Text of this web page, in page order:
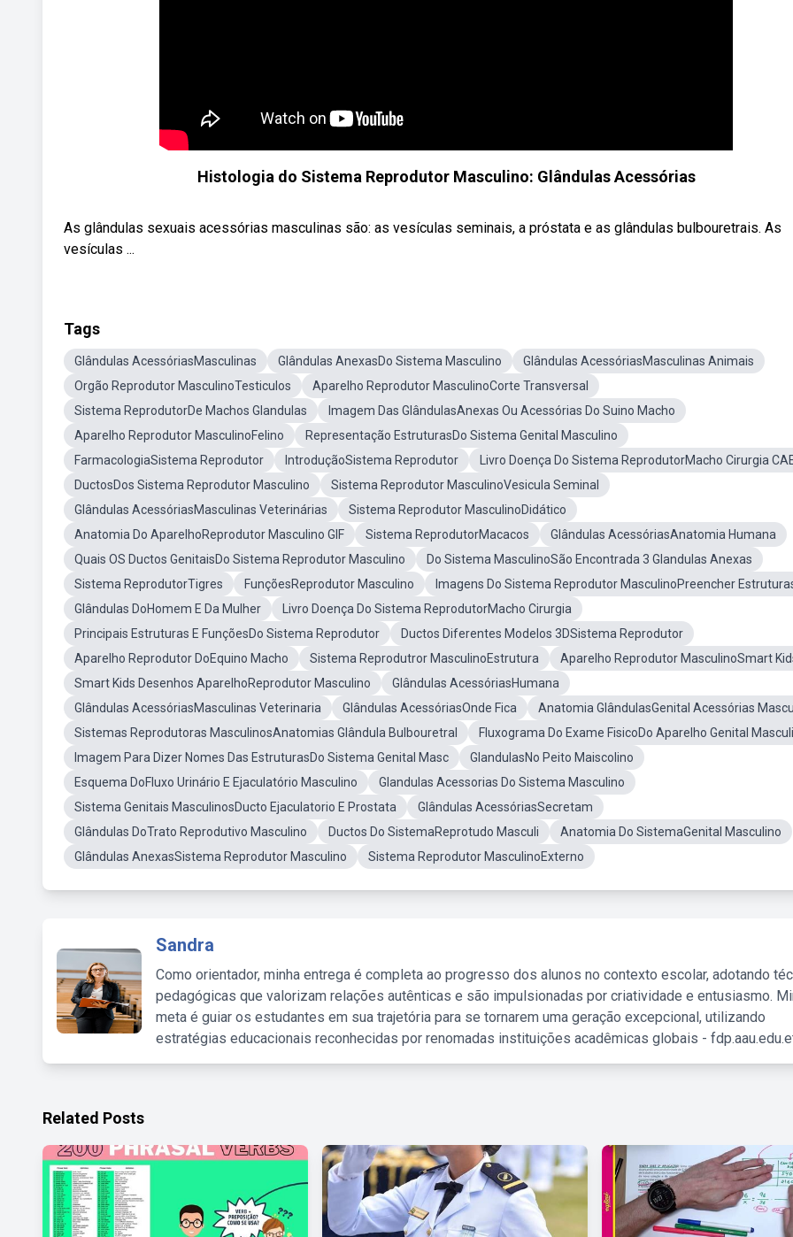
Histologia do Sistema Reprodutor Masculino: Glândulas Acessórias
As glândulas sexuais acessórias masculinas são: as vesículas seminais, a próstata e as glândulas bulbouretrais. As
vesículas ...
Tags
Glândulas AcessóriasMasculinas Glândulas AnexasDo Sistema Masculino
Glândulas AcessóriasMasculinas Animais
Orgão Reprodutor MasculinoTesticulos
Aparelho Reprodutor MasculinoCorte Transversal
Sistema ReprodutorDe Machos Glandulas
Imagem Das GlândulasAnexas Ou Acessórias Do Suino Macho
Aparelho Reprodutor MasculinoFelino
Representação EstruturasDo Sistema Genital Masculino
FarmacologiaSistema Reprodutor
IntroduçãoSistema Reprodutor
Livro Doença Do Sistema ReprodutorMacho Cirurgia
DuctosDos Sistema Reprodutor Masculino
Sistema Reprodutor MasculinoVesicula Seminal
Glândulas AcessóriasMasculinas Veterinárias
Sistema Reprodutor MasculinoDidático
Anatomia Do AparelhoReprodutor Masculino GIF
Sistema ReprodutorMacacos
Glândulas AcessóriasAnatomia Humana
Quais OS Ductos GenitaisDo Sistema Reprodutor Masculino
Do Sistema MasculinoSão Encontrada 3 Glandulas Anexas
Sistema ReprodutorTigres
FunçõesReprodutor Masculino
Imagens Do Sistema Reprodutor MasculinoPreencher
Glândulas DoHomem E Da Mulher
Livro Doença Do Sistema ReprodutorMacho Cirurgia
Principais Estruturas E FunçõesDo Sistema Reprodutor
Ductos Diferentes Modelos 3DSistema Reprodutor
Aparelho Reprodutor DoEquino Macho
Sistema Reprodutror MasculinoEstrutura
Aparelho Reprodutor MasculinoSmart
Smart Kids Desenhos AparelhoReprodutor Masculino
Glândulas AcessóriasHumana
Glândulas AcessóriasMasculinas Veterinaria
Glândulas AcessóriasOnde Fica
Anatomia GlândulasGenital Acessórias
Sistemas Reprodutoras MasculinosAnatomias Glândula Bulbouretral
Fluxograma Do Exame FisicoDo Aparelho Genital
Imagem Para Dizer Nomes Das EstruturasDo Sistema Genital Masc
GlandulasNo Peito Maiscolino
Esquema DoFluxo Urinário E Ejaculatório Masculino
Glandulas Acessorias Do Sistema Masculino
Sistema Genitais MasculinosDucto Ejaculatorio E Prostata
Glândulas AcessóriasSecretam
Glândulas DoTrato Reprodutivo Masculino
Ductos Do SistemaReprotudo Masculi
Anatomia Do SistemaGenital Masculino
Glândulas AnexasSistema Reprodutor Masculino
Sistema Reprodutor MasculinoExterno
Sandra
Como orientador, minha entrega é completa ao progresso dos alunos no contexto escolar, adotando
pedagógicas que valorizam relações autênticas e são impulsionadas por criatividade e entusiasmo.
meta é guiar os estudantes em sua trajetória para se tornarem uma geração excepcional, utilizando
estratégias educacionais reconhecidas por renomadas instituições acadêmicas globais -
Related Posts